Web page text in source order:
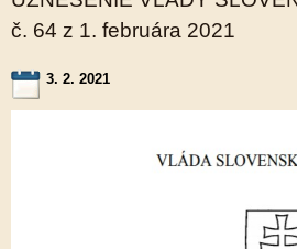
č. 64 z 1. februára 2021
3. 2. 2021